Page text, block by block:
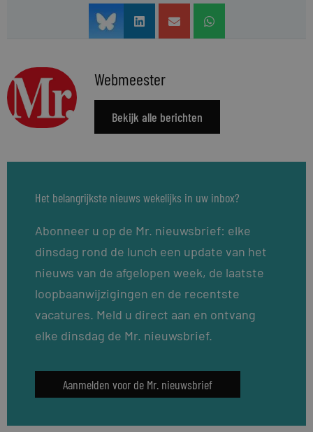
Webmeester
Bekijk alle berichten
Het belangrijkste nieuws wekelijks in uw inbox?
Abonneer u op de Mr. nieuwsbrief: elke
dinsdag rond de lunch een update van het
nieuws van de afgelopen week, de laatste
loopbaanwijzigingen en de recentste
vacatures. Meld u direct aan en ontvang
elke dinsdag de Mr. nieuwsbrief.
Aanmelden voor de Mr. nieuwsbrief